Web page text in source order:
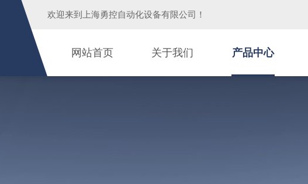
欢迎来到 上海勇控自动化设备有限公司 ！
网站首页 关于我们 产品中心